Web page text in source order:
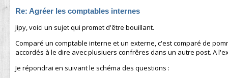
Re: Agréer les comptables internes
Jipy, voici un sujet qui promet d'être bouillant.
Comparé un comptable interne et un externe, c'est comparé de
accordés à le dire avec plusiuers confrêres dans un autre post. A
Je répondrai en suivant le schéma des questions :